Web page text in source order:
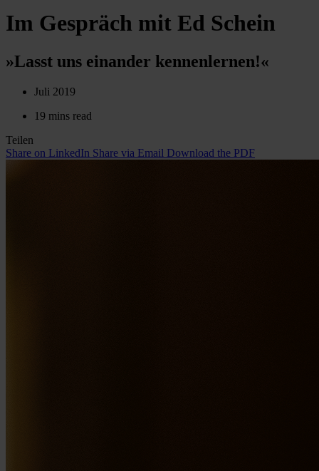
Im Gespräch mit Ed Schein
»Lasst uns einander kennenlernen!«
Juli 2019
19 mins read
Teilen
Share on LinkedIn Share via Email Download the PDF